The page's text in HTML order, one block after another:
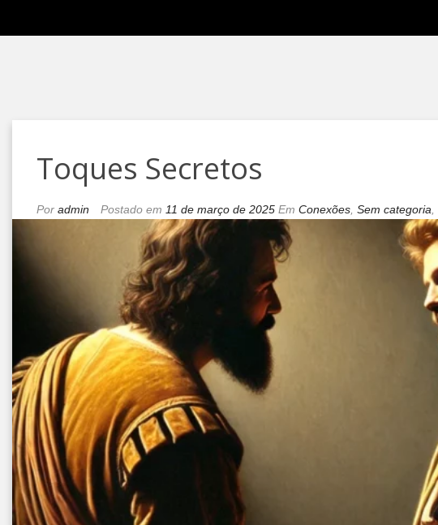
Toques Secretos
Por admin Postado em 11 de março de 2025 Em Conexões Sem categoria